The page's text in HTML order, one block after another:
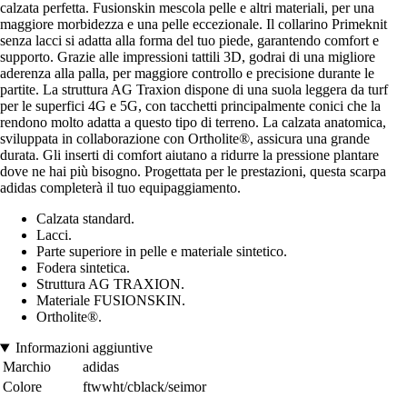
calzata perfetta. Fusionskin mescola pelle e altri materiali, per una
maggiore morbidezza e una pelle eccezionale. Il collarino Primeknit
senza lacci si adatta alla forma del tuo piede, garantendo comfort e
supporto. Grazie alle impressioni tattili 3D, godrai di una migliore
aderenza alla palla, per maggiore controllo e precisione durante le
partite. La struttura AG Traxion dispone di una suola leggera da turf
per le superfici 4G e 5G, con tacchetti principalmente conici che la
rendono molto adatta a questo tipo di terreno. La calzata anatomica,
sviluppata in collaborazione con Ortholite®, assicura una grande
durata. Gli inserti di comfort aiutano a ridurre la pressione plantare
dove ne hai più bisogno. Progettata per le prestazioni, questa scarpa
adidas completerà il tuo equipaggiamento.
Calzata standard.
Lacci.
Parte superiore in pelle e materiale sintetico.
Fodera sintetica.
Struttura AG TRAXION.
Materiale FUSIONSKIN.
Ortholite®.
Informazioni aggiuntive
Marchio
adidas
Colore
ftwwht/cblack/seimor